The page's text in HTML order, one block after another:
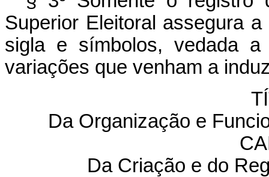
Superior Eleitoral assegura
sigla e símbolos, vedada
variações que venham a
Da Organização e
Da Criação e do